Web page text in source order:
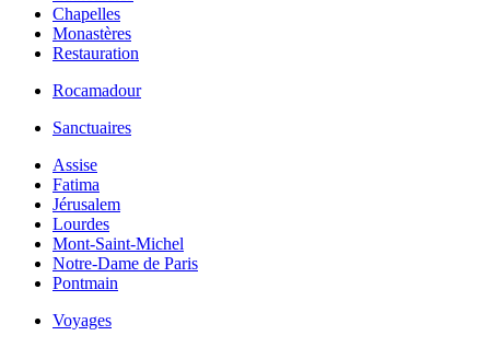
Chapelles
Monastères
Restauration
Rocamadour
Sanctuaires
Assise
Fatima
Jérusalem
Lourdes
Mont-Saint-Michel
Notre-Dame de Paris
Pontmain
Voyages